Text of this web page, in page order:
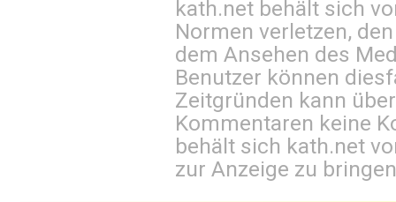
kath.net behält sich
Normen verletzen,
dem Ansehen des
Benutzer können
Zeitgründen kann
Kommentaren keine
behält sich kath.net
zur Anzeige zu